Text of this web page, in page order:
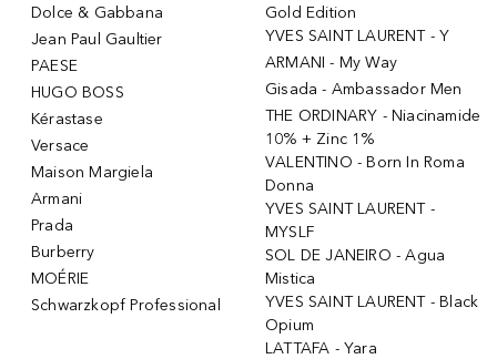
Dolce & Gabbana
Jean Paul Gaultier
PAESE
HUGO BOSS
Kérastase
Versace
Maison Margiela
Armani
Prada
Burberry
MOÉRIE
Schwarzkopf Professional
Gold Edition
YVES SAINT LAURENT - Y
ARMANI - My Way
Gisada - Ambassador Men
THE ORDINARY - Niacinamide
10% + Zinc 1%
VALENTINO - Born In Roma
Donna
YVES SAINT LAURENT -
MYSLF
SOL DE JANEIRO - Agua
Mistica
YVES SAINT LAURENT - Black
Opium
LATTAFA - Yara